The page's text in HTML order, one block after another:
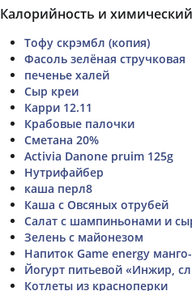
Калорийность и
Тофу скрэмбл (копия)
Фасоль зелёная стручковая
печенье халей
Сыр креи
Карри 12.11
Крабовые палочки
Сметана 20%
Activia Danone pruim 125g
Нутрифайбер
каша перл8
Каша с Овсяных отрубей
Салат с шампиньонами и
Зелень с майонезом
Напиток Game energy
Йогурт питьевой «Инжир,
Котлеты из красноперки